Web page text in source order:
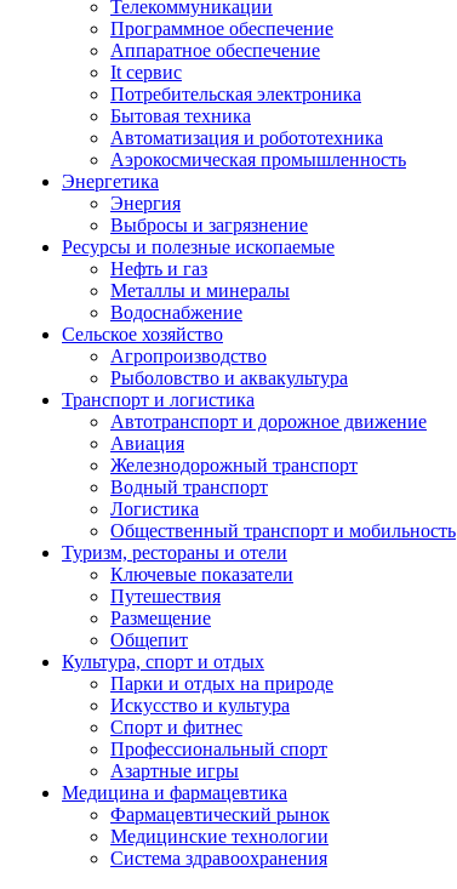
Телекоммуникации
Программное обеспечение
Аппаратное обеспечение
It сервис
Потребительская электроника
Бытовая техника
Автоматизация и робототехника
Аэрокосмическая промышленность
Энергетика
Энергия
Выбросы и загрязнение
Ресурсы и полезные ископаемые
Нефть и газ
Металлы и минералы
Водоснабжение
Сельское хозяйство
Агропроизводство
Рыболовство и аквакультура
Транспорт и логистика
Автотранспорт и дорожное движение
Авиация
Железнодорожный транспорт
Водный транспорт
Логистика
Общественный транспорт и мобильность
Туризм, рестораны и отели
Ключевые показатели
Путешествия
Размещение
Общепит
Культура, спорт и отдых
Парки и отдых на природе
Искусство и культура
Спорт и фитнес
Профессиональный спорт
Азартные игры
Медицина и фармацевтика
Фармацевтический рынок
Медицинские технологии
Система здравоохранения